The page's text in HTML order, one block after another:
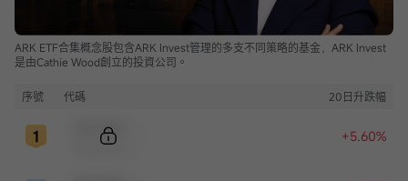
ARK ETF合集概念股包含ARK Invest管理的多支不同策略的基金，ARK Invest
是由Cathie Wood創立的投資公司。
序號 代碼 20日升跌幅
+5.60%